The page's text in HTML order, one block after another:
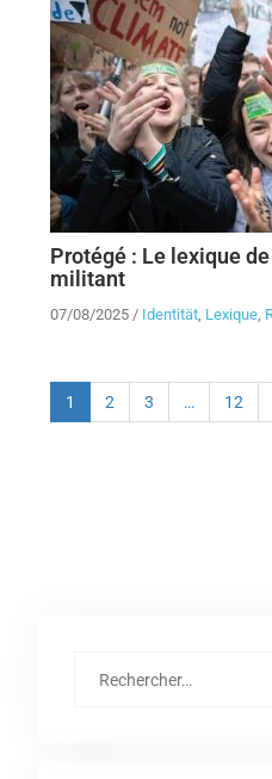
Protégé : Le lexique
militant
07/08/2025/ Identität, Lexique,
1 2 3 … 12